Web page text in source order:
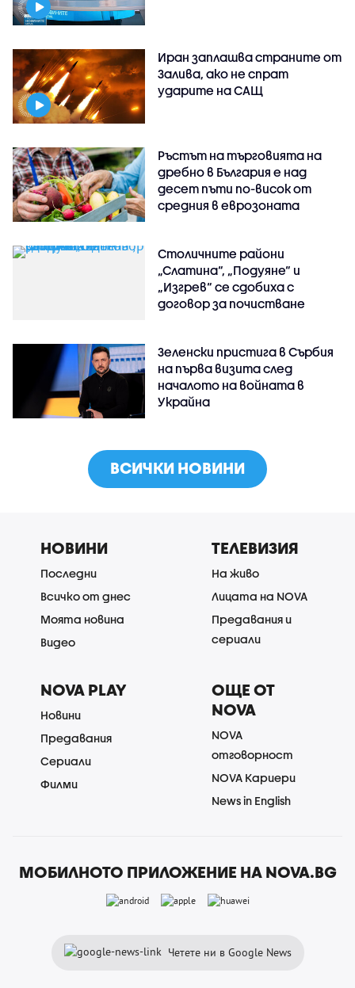
Иран заплашва страните от
Залива, ако не спрат
ударите на САЩ
Ръстът на търговията на
дребно в България е над
десет пъти по-висок от
средния в еврозоната
Столичните райони
„Слатина“, „Подуяне“ и
„Изгрев“ се сдобиха с
договор за почистване
Зеленски пристига в Сърбия
на първа визита след
началото на войната в
Украйна
ВСИЧКИ НОВИНИ
НОВИНИ
Последни
Всичко от днес
Моята новина
Видео
ТЕЛЕВИЗИЯ
На живо
Лицата на NOVA
Предавания и
сериали
NOVA PLAY
Новини
Предавания
Сериали
Филми
ОЩЕ ОТ
NOVA
NOVA
отговорност
NOVA Кариери
News in English
МОБИЛНОТО ПРИЛОЖЕНИЕ НА NOVA.BG
Четете ни в Google News